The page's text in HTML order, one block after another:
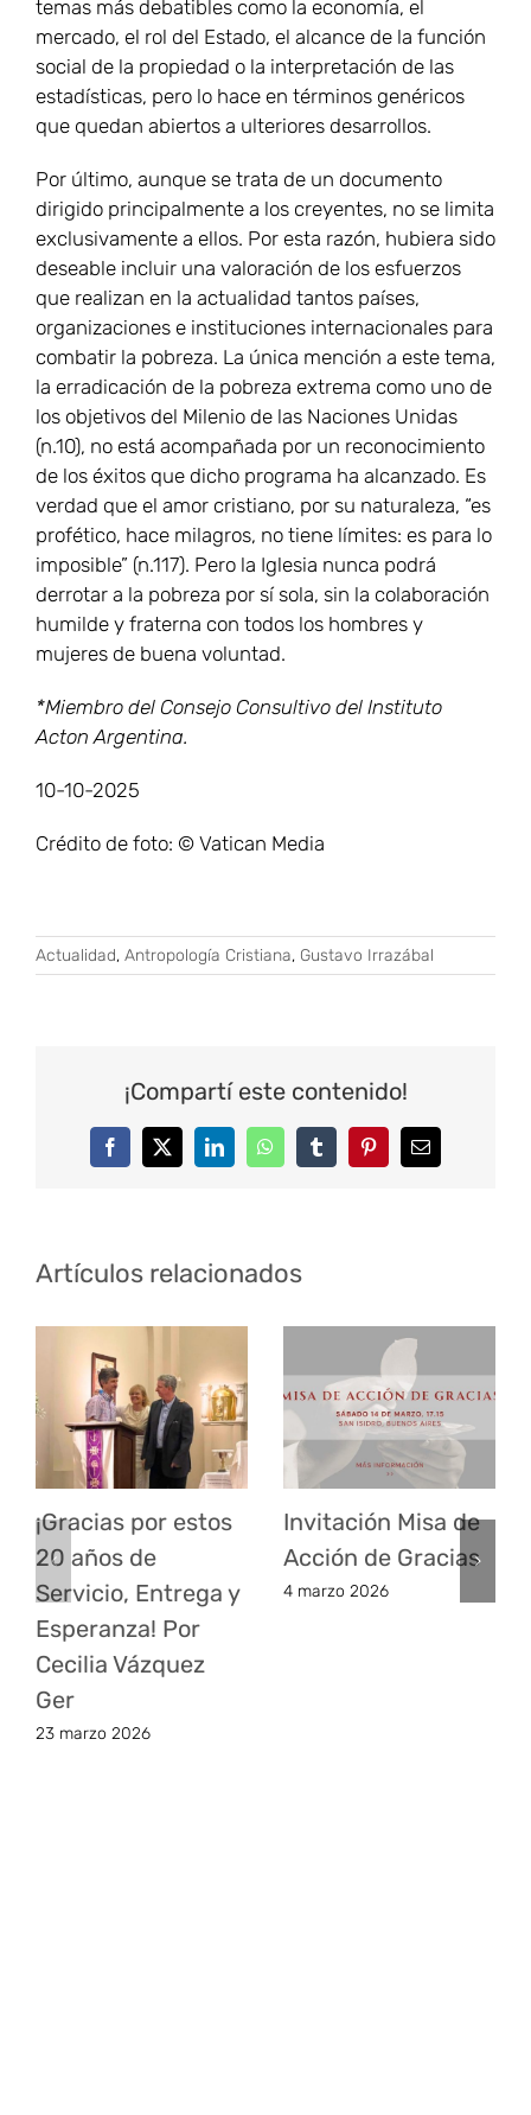
temas más debatibles como la economía, el
mercado, el rol del Estado, el alcance de la función
social de la propiedad o la interpretación de las
estadísticas, pero lo hace en términos genéricos
que quedan abiertos a ulteriores desarrollos.
Por último, aunque se trata de un documento
dirigido principalmente a los creyentes, no se limita
exclusivamente a ellos. Por esta razón, hubiera sido
deseable incluir una valoración de los esfuerzos
que realizan en la actualidad tantos países,
organizaciones e instituciones internacionales para
combatir la pobreza. La única mención a este tema,
la erradicación de la pobreza extrema como uno de
los objetivos del Milenio de las Naciones Unidas
(n.10), no está acompañada por un reconocimiento
de los éxitos que dicho programa ha alcanzado. Es
verdad que el amor cristiano, por su naturaleza, “es
profético, hace milagros, no tiene límites: es para lo
imposible” (n.117). Pero la Iglesia nunca podrá
derrotar a la pobreza por sí sola, sin la colaboración
humilde y fraterna con todos los hombres y
mujeres de buena voluntad.
*Miembro del Consejo Consultivo del Instituto
Acton Argentina.
10-10-2025
Crédito de foto: © Vatican Media
Actualidad, Antropología Cristiana, Gustavo Irrazábal
¡Compartí este contenido!
FacebookTwitterLinkedInWhatsAppTumblrPinterestCorreo
electrónico
Artículos relacionados
¡Gracias por estos
20 años de
Servicio, Entrega y
Esperanza! Por
Cecilia Vázquez
Ger
23 marzo 2026
Invitación Misa de
Acción de Gracias
4 marzo 2026